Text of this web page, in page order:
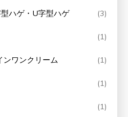
ハゲ・U字型ハゲ (3)
(1)
ンワンクリーム (1)
(1)
(1)